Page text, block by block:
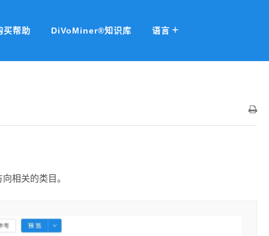
买帮助 DiVoMiner®知识库 语言
相关的类目。